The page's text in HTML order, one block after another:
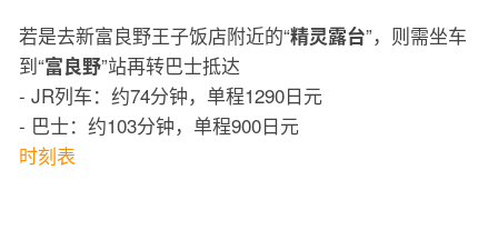
若是去新富良野王子饭店附近的“精灵露台”，则需坐车
到“富良野”站再转巴士抵达
- JR列车：约74分钟，单程1290日元
- 巴士：约103分钟，单程900日元
时刻表